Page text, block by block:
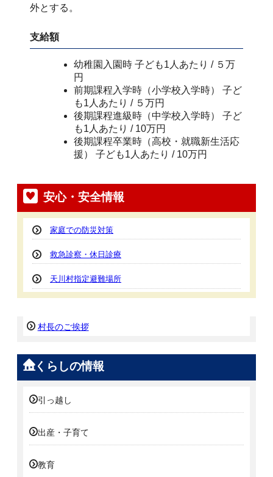
外とする。
支給額
幼稚園入園時 子ども1人あたり / ５万
円
前期課程入学時（小学校入学時） 子ど
も1人あたり / ５万円
後期課程進級時（中学校入学時） 子ど
も1人あたり / 10万円
後期課程卒業時（高校・就職新生活応
援） 子ども1人あたり / 10万円
安心・安全情報
家庭での防災対策
救急診察・休日診療
天川村指定避難場所
村長のご挨拶
くらしの情報
引っ越し
出産・子育て
教育